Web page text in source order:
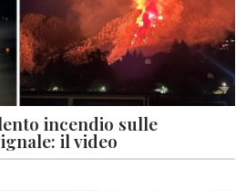
incendio sulle
il video